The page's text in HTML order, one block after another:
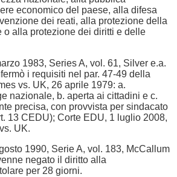
economico del paese, alla difesa
dei reati, alla protezione della
o alla protezione dei diritti e delle
1983, Series A, vol. 61, Silver e.a.
i requisiti nel par. 47-49 della
vs. UK, 26 aprile 1979: a.
nazionale, b. aperta ai cittadini e c.
precisa, con provvista per sindacato
13 CEDU); Corte EDU, 1 luglio 2008,
UK.
1990, Serie A, vol. 183, McCallum
negato il diritto alla
per 28 giorni.